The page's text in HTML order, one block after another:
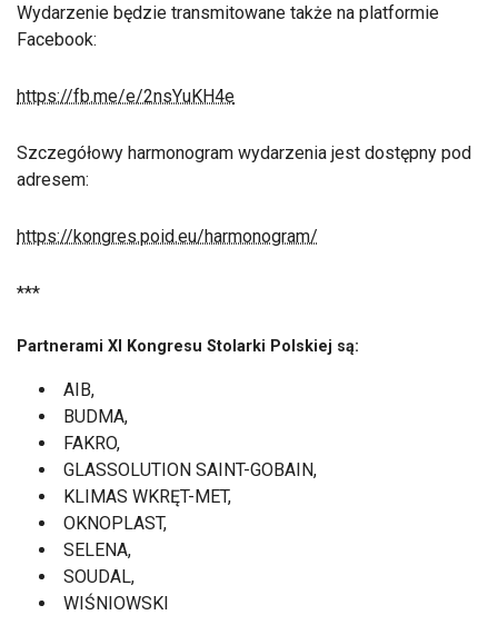
Wydarzenie będzie transmitowane także na platformie
Facebook:
https://fb.me/e/2nsYuKH4e
Szczegółowy harmonogram wydarzenia jest dostępny pod
adresem:
https://kongres.poid.eu/harmonogram/
***
Partnerami XI Kongresu Stolarki Polskiej są:
AIB,
BUDMA,
FAKRO,
GLASSOLUTION SAINT-GOBAIN,
KLIMAS WKRĘT-MET,
OKNOPLAST,
SELENA,
SOUDAL,
WIŚNIOWSKI